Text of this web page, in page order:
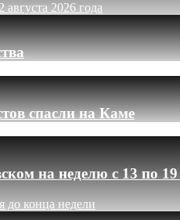
августа 2026 года
спасли на Каме
на неделю с 13 по
до конца недели